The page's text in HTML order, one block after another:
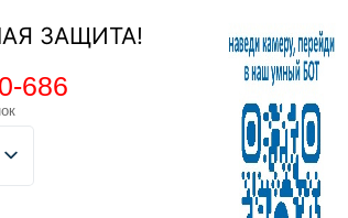
ЗАЩИТА!
686